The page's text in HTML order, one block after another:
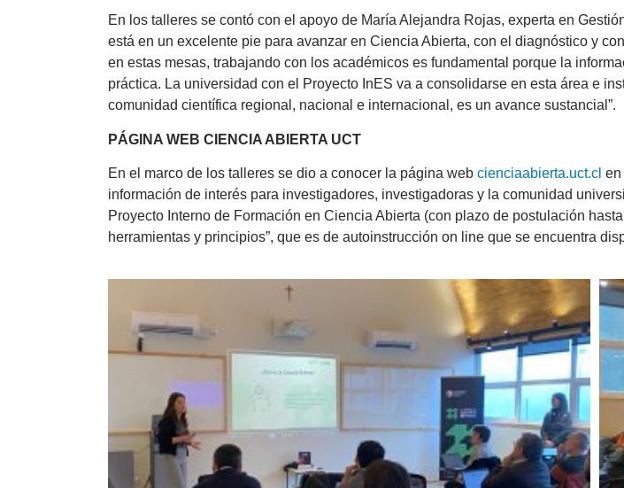
En los talleres se contó con el apoyo de María Alejandra Rojas, experta en
está en un excelente pie para avanzar en Ciencia Abierta, con el diagnóstico y
en estas mesas, trabajando con los académicos es fundamental porque la
práctica. La universidad con el Proyecto InES va a consolidarse en esta área e
comunidad científica regional, nacional e internacional, es un avance sustancial”.
PÁGINA WEB CIENCIA ABIERTA UCT
En el marco de los talleres se dio a conocer la página web cienciaabierta.uct.cl en
información de interés para investigadores, investigadoras y la comunidad
Proyecto Interno de Formación en Ciencia Abierta (con plazo de postulación
herramientas y principios”, que es de autoinstrucción on line que se encuentra